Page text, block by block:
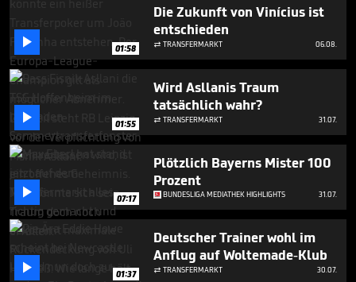
 01:58
Die Zukunft von Vinícius ist
entschieden
 TRANSFERMARKT 06.08.
 01:55
Wird Asllanis Traum
tatsächlich wahr?
 TRANSFERMARKT 31.07.
 07:17
Plötzlich Bayerns Mister 100
Prozent
BUNDESLIGA MEDIATHEK HIGHLIGHTS 31.07.
 01:37
Deutscher Trainer wohl im
Anflug auf Woltemade-Klub
 TRANSFERMARKT 30.07.